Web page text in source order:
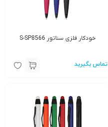
خودکار فلزی سناتور S-SP8566
تماس بگیرید